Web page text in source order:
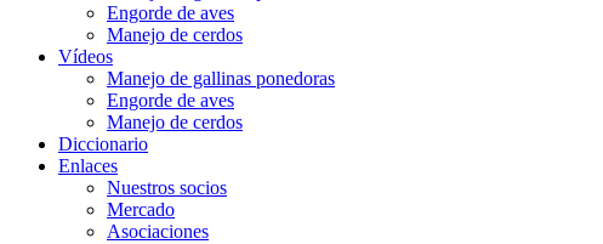
Engorde de aves
Manejo de cerdos
Vídeos
Manejo de gallinas ponedoras
Engorde de aves
Manejo de cerdos
Diccionario
Enlaces
Nuestros socios
Mercado
Asociaciones